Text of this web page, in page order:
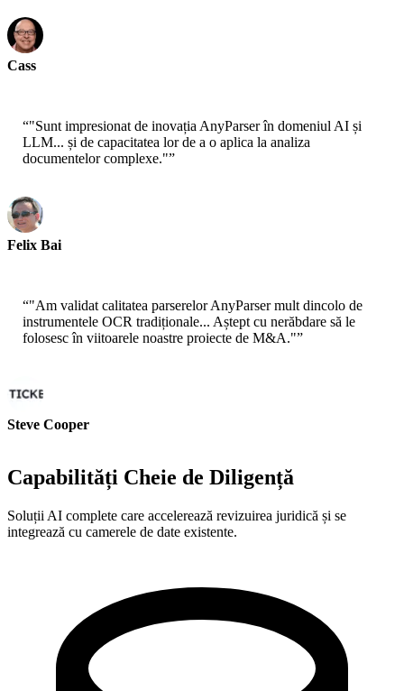
Cass
“"Sunt impresionat de inovația AnyParser în domeniul AI și
LLM... și de capacitatea lor de a o aplica la analiza
documentelor complexe."”
Felix Bai
“"Am validat calitatea parserelor AnyParser mult dincolo de
instrumentele OCR tradiționale... Aștept cu nerăbdare să le
folosesc în viitoarele noastre proiecte de M&A."”
Steve Cooper
Capabilități Cheie de Diligență
Soluții AI complete care accelerează revizuirea juridică și se
integrează cu camerele de date existente.